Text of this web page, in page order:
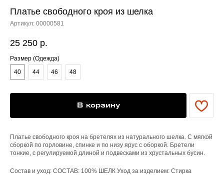
Платье свободного кроя из шелка
Артикул: 00000581
25 250 р.
Размер (Одежда)
40
44 46 48
В корзину
Платье свободного кроя на бретелях из натурального шелка. С мягкой
сборкой по горловине, спинке и по низу ярус с оборкой. Бретели
тонкие, с регулируемой длиной и подвесками из хрустальных бусин.
Состав и уход: СОСТАВ: 100% ШЕЛК Уход за изделием: Стирка
YAME
Доставка/оплата
Контакты
Служба поддержки
Договор оферты
Политика конфиденциальности